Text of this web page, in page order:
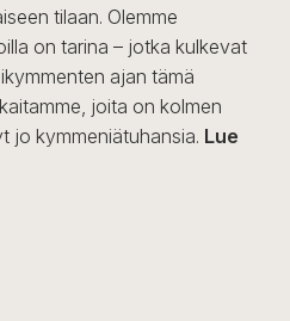
tilaan. Olemme
on tarina – jotka kulkevat
ajan tämä
joita on kolmen
jo kymmeniätuhansia. Lue